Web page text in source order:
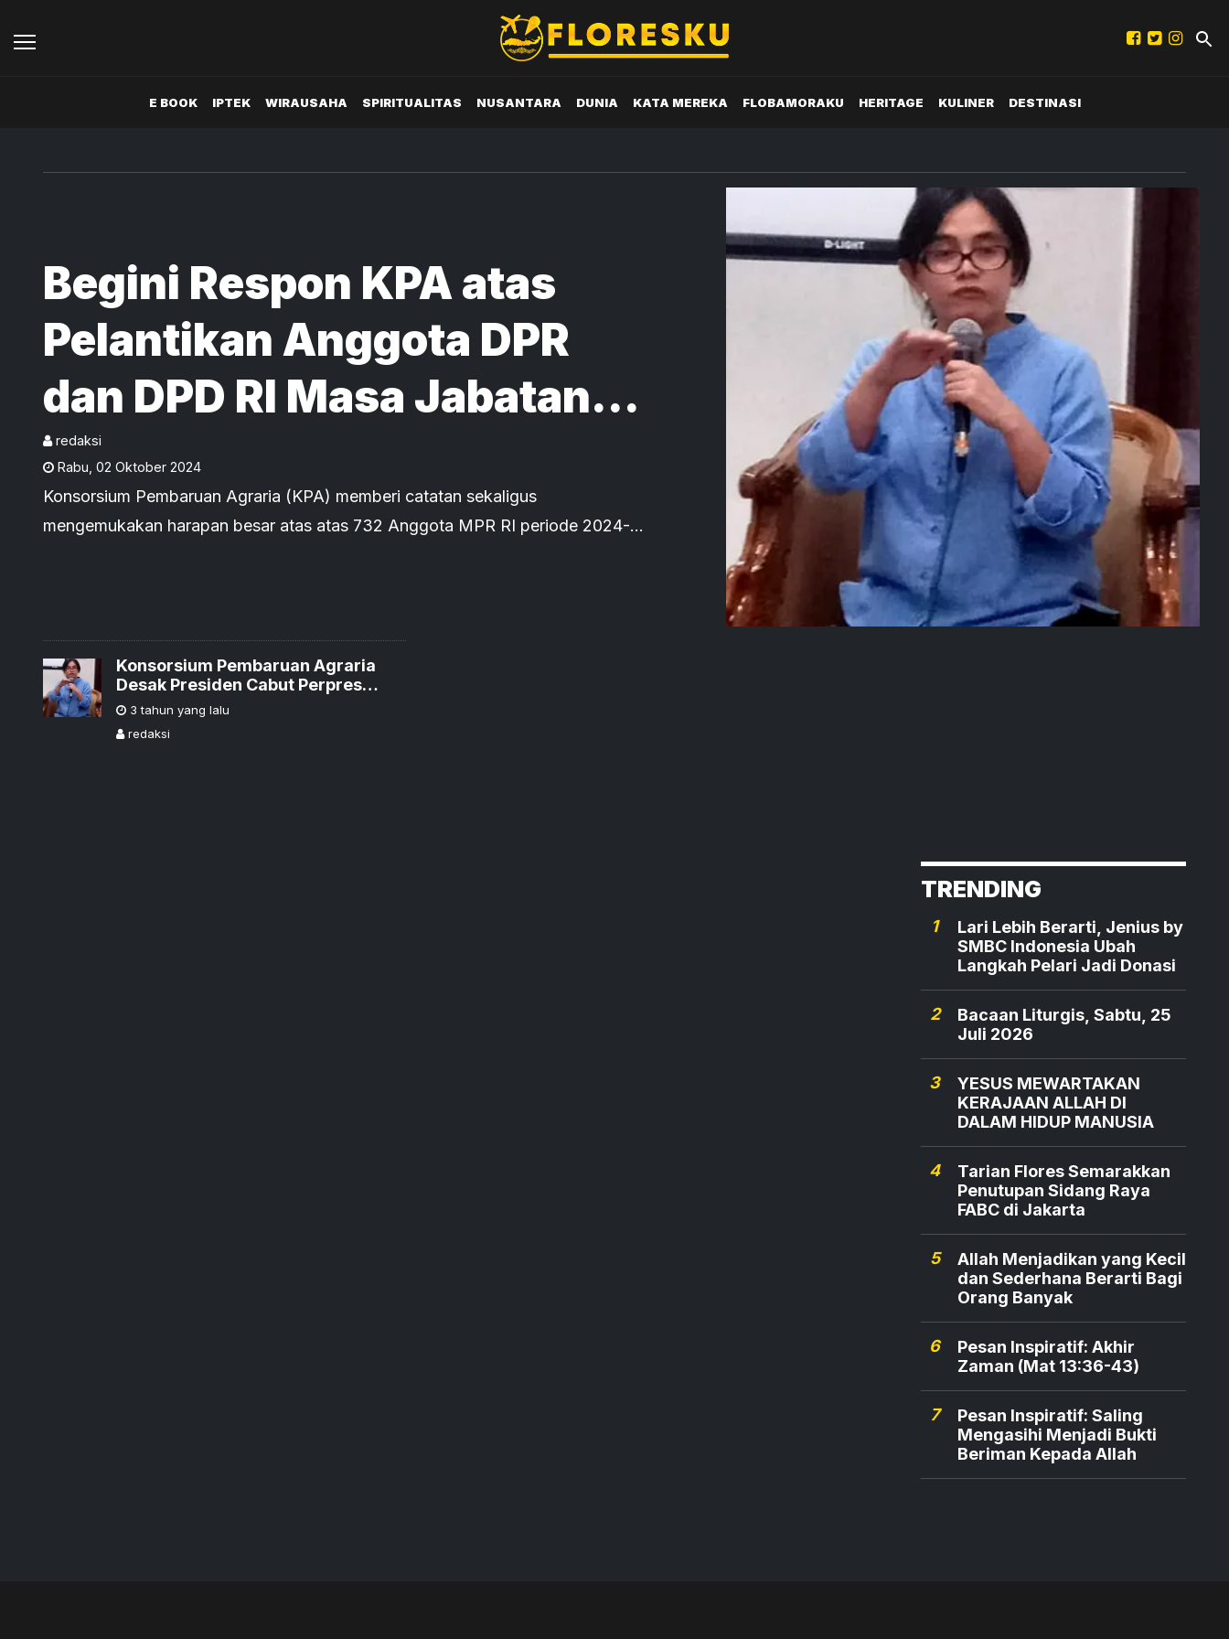
E BOOK IPTEK WIRAUSAHA SPIRITUALITAS NUSANTARA DUNIA KATA MEREKA FLOBAMORAKU HERITAGE KULINER DESTINASI
Begini Respon KPA atas
Pelantikan Anggota DPR
dan DPD RI Masa Jabatan
2024-2029
redaksi
Rabu 02 Oktober 2024
Konsorsium Pembaruan Agraria (KPA) memberi catatan sekaligus
mengemukakan harapan besar atas atas 732 Anggota MPR RI periode 2024-
Konsorsium Pembaruan Agraria
Desak Presiden Cabut Perpres
yang Beri Keistimewaan Berlebihan
kepada Investor IKN
3 tahun yang lalu
redaksi
TRENDING
1
Lari Lebih Berarti, Jenius by
SMBC Indonesia Ubah
Langkah Pelari Jadi Donasi
2
Bacaan Liturgis, Sabtu, 25
Juli 2026
3
YESUS MEWARTAKAN
KERAJAAN ALLAH DI
DALAM HIDUP MANUSIA
4
Tarian Flores Semarakkan
Penutupan Sidang Raya
FABC di Jakarta
5
Allah Menjadikan yang Kecil
dan Sederhana Berarti Bagi
Orang Banyak
6
Pesan Inspiratif: Akhir
Zaman (Mat 13:36-43)
7
Pesan Inspiratif: Saling
Mengasihi Menjadi Bukti
Beriman Kepada Allah